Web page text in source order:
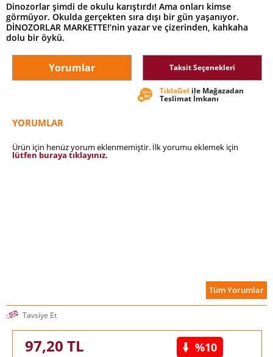
Dinozorlar şimdi de okulu karıştırdı! Ama onları kimse
görmüyor. Okulda gerçekten sıra dışı bir gün yaşanıyor.
DİNOZORLAR MARKETTE!’nin yazar ve çizerinden, kahkaha
dolu bir öykü.
Yorumlar Taksit Seçenekleri
TıklaGel ile Mağazadan
Teslimat İmkanı
YORUMLAR
Ürün için henüz yorum eklenmemiştir. İlk yorumu eklemek için
lütfen buraya tıklayınız.
Tüm Yorumlar
Tavsiye Et
97,20 TL %10